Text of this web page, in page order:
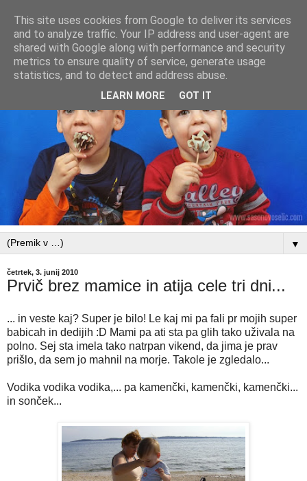
▼
četrtek, 3. junij 2010
Prvič brez mamice in atija cele tri dni...
... in veste kaj? Super je bilo! Le kaj mi pa fali pr mojih super
babicah in dedijih :D Mami pa ati sta pa glih tako uživala na
polno. Sej sta imela tako natrpan vikend, da jima je prav
prišlo, da sem jo mahnil na morje. Takole je zgledalo...
Vodika vodika vodika,... pa kamenčki, kamenčki, kamenčki...
in sonček...
This site uses cookies from Google to deliver its services
and to analyze traffic. Your IP address and user-agent are
shared with Google along with performance and security
metrics to ensure quality of service, generate usage
statistics, and to detect and address abuse.
LEARN MORE GOT IT